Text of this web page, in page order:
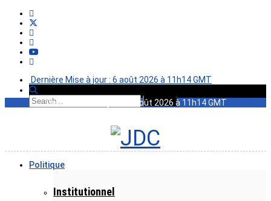
Dernière Mise à jour : 6 août 2026 à 11h14 GMT
Dernière Mise à jour : 6 août 2026 à 11h14 GMT
Politique
Institutionnel